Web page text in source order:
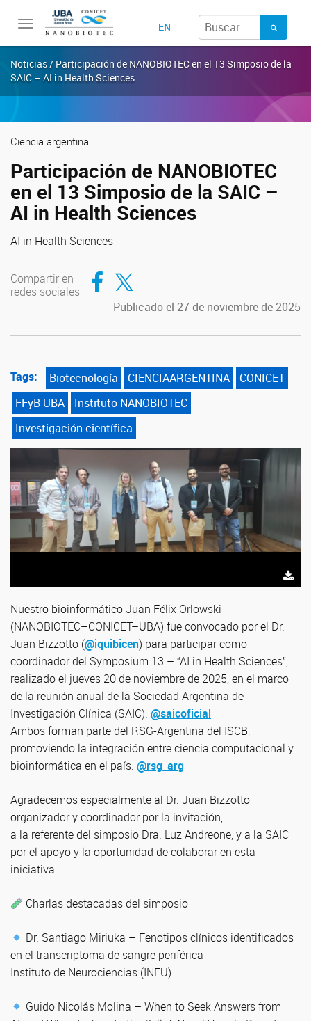
Toggle
navigation
EN
Noticias / Participación de NANOBIOTEC en el 13 Simposio de la
SAIC – AI in Health Sciences
Ciencia argentina
Participación de NANOBIOTEC
en el 13 Simposio de la SAIC –
AI in Health Sciences
AI in Health Sciences
Compartir en
redes sociales
Compartir en Facebook
Compartir en Twitter
Publicado el 27 de noviembre de 2025
Tags: Biotecnología CIENCIAARGENTINA
CONICET
FFyB UBA
Instituto NANOBIOTEC
Investigación científica
Nuestro bioinformático Juan Félix Orlowski
(NANOBIOTEC–CONICET–UBA) fue convocado por el Dr.
Juan Bizzotto (@iquibicen) para participar como
coordinador del Symposium 13 – “AI in Health Sciences”,
realizado el jueves 20 de noviembre de 2025, en el marco
de la reunión anual de la Sociedad Argentina de
Investigación Clínica (SAIC). @saicoficial
Ambos forman parte del RSG-Argentina del ISCB,
promoviendo la integración entre ciencia computacional y
bioinformática en el país. @rsg_arg
Agradecemos especialmente al Dr. Juan Bizzotto
organizador y coordinador por la invitación,
a la referente del simposio Dra. Luz Andreone, y a la SAIC
por el apoyo y la oportunidad de colaborar en esta
iniciativa.
Charlas destacadas del simposio
Dr. Santiago Miriuka – Fenotipos clínicos identificados
en el transcriptoma de sangre periférica
Instituto de Neurociencias (INEU)
Guido Nicolás Molina – When to Seek Answers from